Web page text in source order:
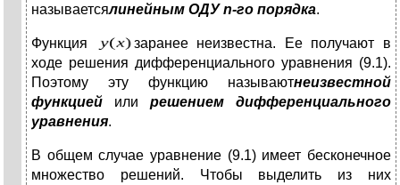
называетсялинейным ОДУn-го порядка.
Функция
заранее неизвестна. Ее получают в
ходе решения дифференциального уравнения (9.1).
Поэтому эту функцию называютнеизвестной
функцией или решением дифференциального
уравнения.
В общем случае уравнение (9.1) имеет бесконечное
множество решений. Чтобы выделить из них